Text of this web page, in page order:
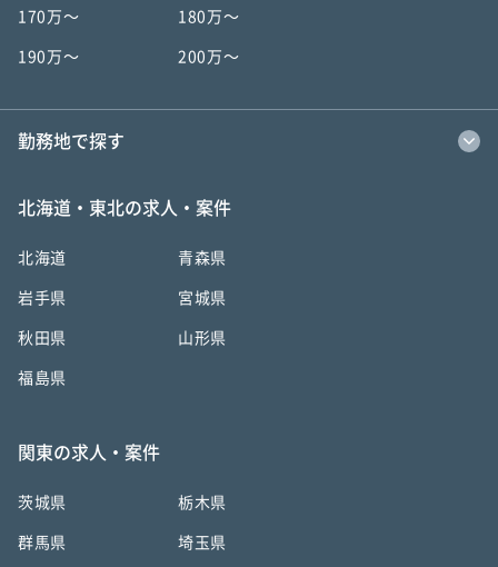
170万〜 180万〜
190万〜 200万〜
勤務地で探す
北海道・東北の求人・案件
北海道 青森県
岩手県 宮城県
秋田県 山形県
福島県
関東の求人・案件
茨城県 栃木県
群馬県 埼玉県